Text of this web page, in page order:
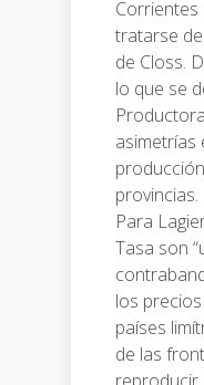
tratarse
de Closs.
lo que se
asimetrías
provincias.
Para
Tasa son
los
países
de las